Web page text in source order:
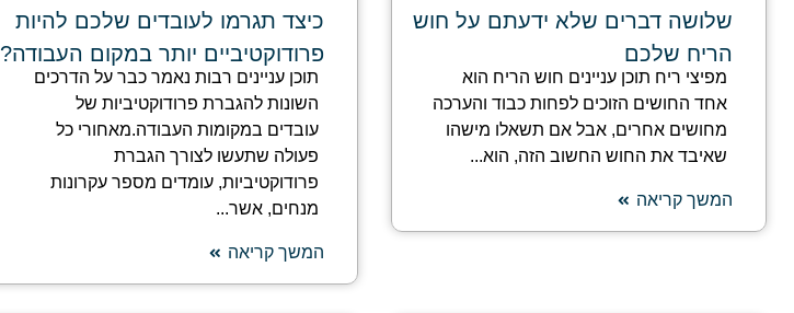
שלושה דברים שלא ידעתם על חוש
הריח שלכם
מפיצי ריח תוכן עניינים חוש הריח הוא
אחד החושים הזוכים לפחות כבוד והערכה
מחושים אחרים, אבל אם תשאלו מישהו
שאיבד את החוש החשוב הזה, הוא...
המשך קריאה
כיצד תגרמו לעובדים שלכם להיות
פרודוקטיביים יותר במקום העבודה?
תוכן עניינים רבות נאמר כבר על הדרכים
השונות להגברת פרודוקטיביות של
עובדים במקומות העבודה.מאחורי כל
פעולה שתעשו לצורך הגברת
פרודוקטיביות, עומדים מספר עקרונות
מנחים, אשר...
המשך קריאה